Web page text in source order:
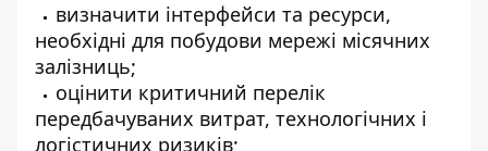
визначити інтерфейси та ресурси,
необхідні для побудови мережі місячних
залізниць;
оцінити критичний перелік
передбачуваних витрат, технологічних і
логістичних ризиків;